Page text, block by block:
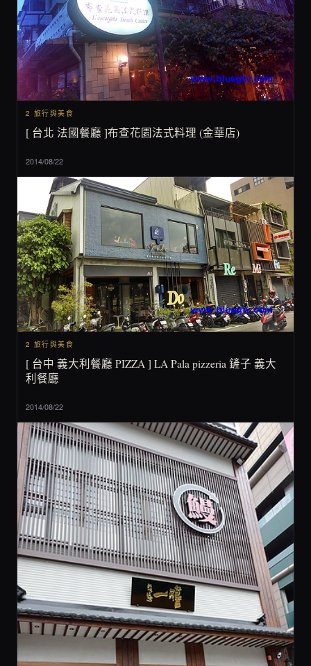
2 旅行與美食
[ 台北 法國餐廳 ]布查花園法式料理 (金華店)
2014/08/22
2 旅行與美食
[ 台中 義大利餐廳 PIZZA ] LA Pala pizzeria 鏟子 義大
利餐廳
2014/08/22